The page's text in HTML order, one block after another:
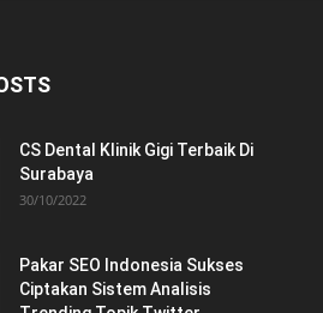
CS Dental Klinik Gigi Terbaik Di
Surabaya
30/10/2022
Pakar SEO Indonesia Sukses
Ciptakan Sistem Analisis